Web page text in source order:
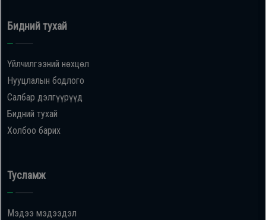
Бидний тухай
Үйлчилгээний нөхцөл
Нууцлалын бодлого
Салбар дэлгүүрүүд
Бидний тухай
Холбоо барих
Тусламж
Мэдээ мэдээдэл